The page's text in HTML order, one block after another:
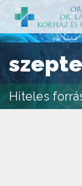
Hiteles